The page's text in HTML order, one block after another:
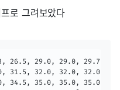
로 그려보았다
26.5, 29.0, 29.0, 29.7,
31.5, 32.0, 32.0, 32.0,
34.5, 35.0, 35.0, 35.0,